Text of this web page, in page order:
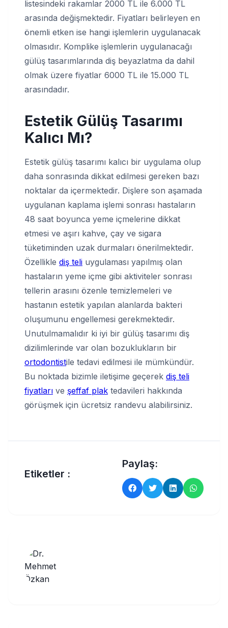
listesindeki rakamlar 2000 TL ile 6.000 TL
arasında değişmektedir. Fiyatları belirleyen en
önemli etken ise hangi işlemlerin uygulanacak
olmasıdır. Komplike işlemlerin uygulanacağı
gülüş tasarımlarında diş beyazlatma da dahil
olmak üzere fiyatlar 6000 TL ile 15.000 TL
arasındadır.
Estetik Gülüş Tasarımı
Kalıcı Mı?
Estetik gülüş tasarımı kalıcı bir uygulama olup
daha sonrasında dikkat edilmesi gereken bazı
noktalar da içermektedir. Dişlere son aşamada
uygulanan kaplama işlemi sonrası hastaların
48 saat boyunca yeme içmelerine dikkat
etmesi ve aşırı kahve, çay ve sigara
tüketiminden uzak durmaları önerilmektedir.
Özellikle diş teli uygulaması yapılmış olan
hastaların yeme içme gibi aktiviteler sonrası
tellerin arasını özenle temizlemeleri ve
hastanın estetik yapılan alanlarda bakteri
oluşumunu engellemesi gerekmektedir.
Unutulmamalıdır ki iyi bir gülüş tasarımı diş
dizilimlerinde var olan bozuklukların bir
ortodontistile tedavi edilmesi ile mümkündür.
Bu noktada bizimle iletişime geçerek diş teli
fiyatları ve şeffaf plak tedavileri hakkında
görüşmek için ücretsiz randevu alabilirsiniz.
Etiketler :
Paylaş: